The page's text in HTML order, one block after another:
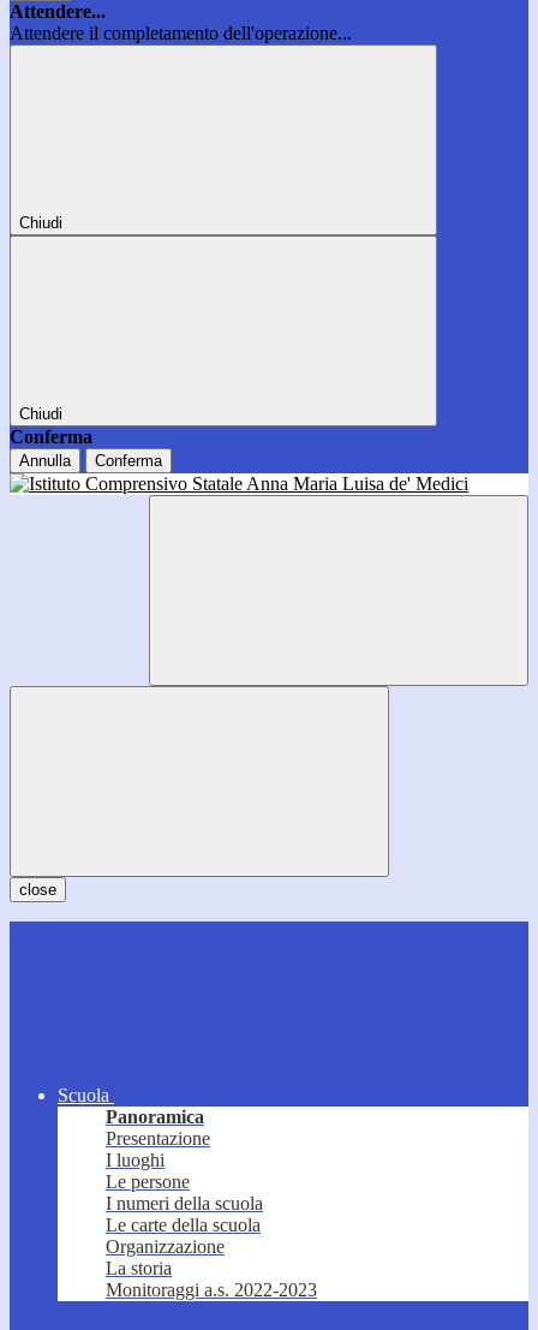
Attendere...
Attendere il completamento dell'operazione...
Chiudi
Chiudi
Conferma
Annulla Conferma
close
Scuola
Panoramica
Presentazione
I luoghi
Le persone
I numeri della scuola
Le carte della scuola
Organizzazione
La storia
Monitoraggi a.s. 2022-2023